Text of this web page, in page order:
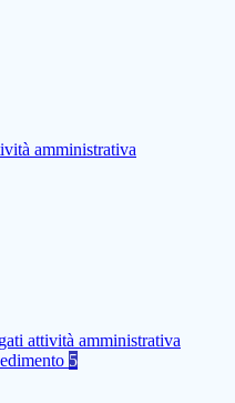
amministrativa
attività amministrativa
5